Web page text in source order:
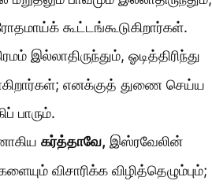
கூட்டங்கூடுகிறார்கள்.
இல்லாதிருந்தும், ஓடித்திரிந்து
எனக்குத் துணை செய்ய
பாரும்.
கர்த்தாவே, இஸ்ரவேலின்
விசாரிக்க விழித்தெழும்பும்;